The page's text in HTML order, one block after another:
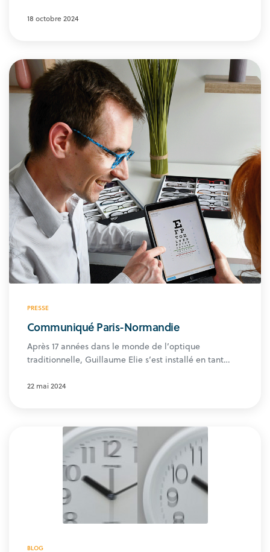
18 octobre 2024
PRESSE
Communiqué Paris-Normandie
Après 17 années dans le monde de l’optique
traditionnelle, Guillaume Elie s’est installé en tant…
22 mai 2024
BLOG